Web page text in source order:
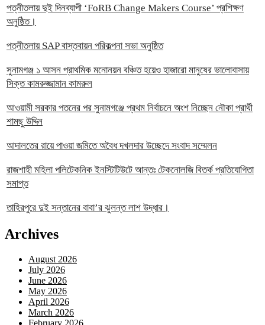
পত্নীতলায় দুই দিনব্যাপী ‘FoRB Change Makers Course’ প্রশিক্ষণ
অনুষ্ঠিত।
পত্নীতলায় SAP বাস্তবায়ন পরিকল্পনা সভা অনুষ্ঠিত
সুনামগঞ্জ ১ আসন প্রাথমিক মনোনয়ন বঞ্চিত হয়েও হাজারো মানুষের ভালোবাসায়
সিক্ত কামরুজ্জামান কামরুল
‎আওয়ামী সরকার পতনের পর সুনামগঞ্জে প্রথম নির্বাচনে অংশ নিচ্ছেন নৌকা প্রার্থী
শামছু উদ্দিন
আদালতের রায়ে পাওয়া জমিতে অবৈধ দখলদার উচ্ছেদে সংবাদ সম্মেলন
রাজশাহী মহিলা পলিটেকনিক ইনস্টিটিউটে আন্তঃ টেকনোলজি বিতর্ক প্রতিযোগিতা
সমাপ্ত
তাহিরপুরে দুই সন্তানের বাবা’র ঝুলন্ত লাশ উদ্ধার।
Archives
August 2026
July 2026
June 2026
May 2026
April 2026
March 2026
February 2026